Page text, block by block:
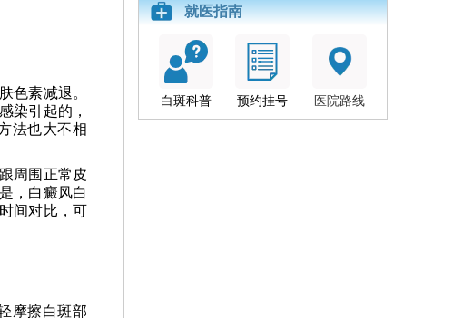
色素减退。
染引起的，
法也大不相
周围正常皮
，白癜风白
间对比，可
摩擦白斑部
就医指南
白斑科普 预约挂号 医院路线